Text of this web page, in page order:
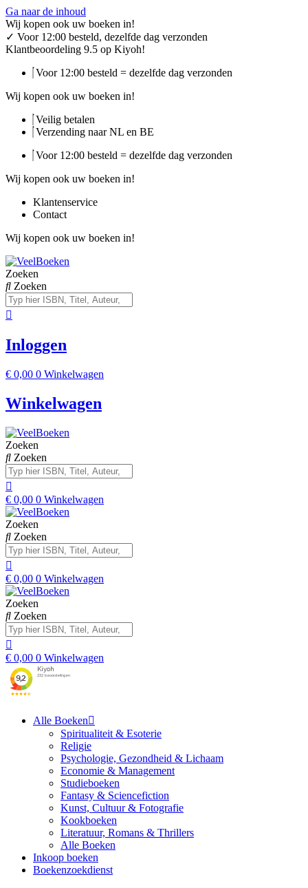
Ga naar de inhoud
Wij kopen ook uw boeken in!
✓ Voor 12:00 besteld, dezelfde dag verzonden
Klantbeoordeling 9.5 op Kiyoh!
Voor 12:00 besteld = dezelfde dag verzonden
Wij kopen ook uw boeken in!
Veilig betalen
Verzending naar NL en BE
Voor 12:00 besteld = dezelfde dag verzonden
Wij kopen ook uw boeken in!
Klantenservice
Contact
Wij kopen ook uw boeken in!
Zoeken
Zoeken
Inloggen
€ 0,00 0 Winkelwagen
Winkelwagen
Zoeken
Zoeken
€ 0,00 0 Winkelwagen
Zoeken
Zoeken
€ 0,00 0 Winkelwagen
Zoeken
Zoeken
€ 0,00 0 Winkelwagen
Alle Boeken
Spiritualiteit & Esoterie
Religie
Psychologie, Gezondheid & Lichaam
Economie & Management
Studieboeken
Fantasy & Sciencefiction
Kunst, Cultuur & Fotografie
Kookboeken
Literatuur, Romans & Thrillers
Alle Boeken
Inkoop boeken
Boekenzoekdienst